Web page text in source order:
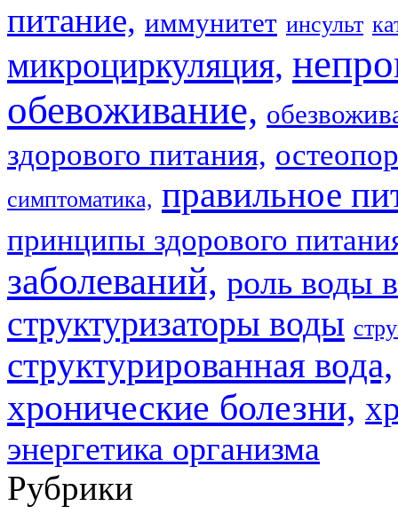
питание, иммунитет инсульт
микроциркуляция,
обевоживание,
здорового питания,
симптоматика, правильное
принципы здорового
заболеваний, роль воды
структуризаторы воды
структурированная вода,
хронические болезни,
энергетика организма
Рубрики